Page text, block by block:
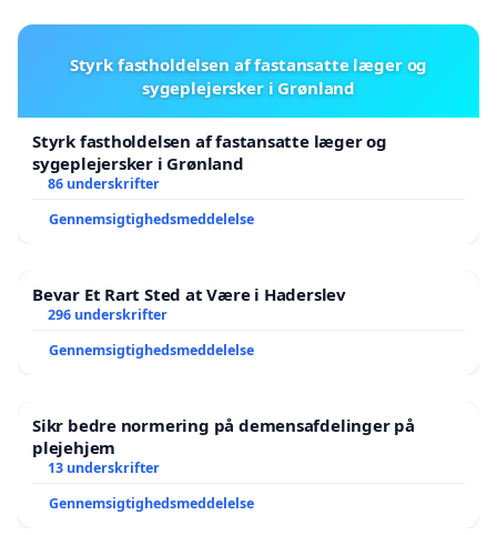
Styrk fastholdelsen af fastansatte læger og
sygeplejersker i Grønland
Styrk fastholdelsen af fastansatte læger og
sygeplejersker i Grønland
86 underskrifter
Gennemsigtighedsmeddelelse
Bevar Et Rart Sted at Være i Haderslev
296 underskrifter
Gennemsigtighedsmeddelelse
Sikr bedre normering på demensafdelinger på
plejehjem
13 underskrifter
Gennemsigtighedsmeddelelse